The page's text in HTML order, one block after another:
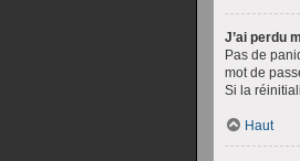
J’ai perdu
Pas de
mot de
Si la
Haut